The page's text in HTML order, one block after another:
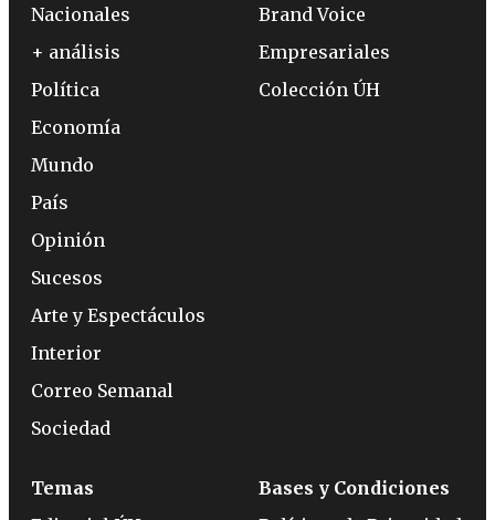
Nacionales
+ análisis
Política
Economía
Mundo
País
Opinión
Sucesos
Arte y Espectáculos
Interior
Correo Semanal
Sociedad
Brand Voice
Empresariales
Colección ÚH
Temas
Bases y Condiciones